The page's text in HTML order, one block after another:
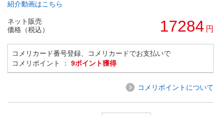
紹介動画はこちら
ネット販売
価格（税込）
17284 円
コメリカード番号登録、コメリカードでお支払いで
コメリポイント ： 9ポイント獲得
コメリポイントについて